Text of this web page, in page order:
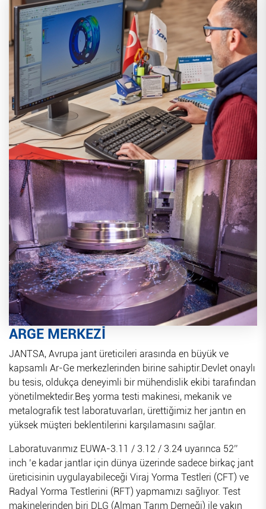
ARGE MERKEZİ
JANTSA, Avrupa jant üreticileri arasında en büyük ve
kapsamlı Ar-Ge merkezlerinden birine sahiptir.Devlet onaylı
bu tesis, oldukça deneyimli bir mühendislik ekibi tarafından
yönetilmektedir.Beş yorma testi makinesi, mekanik ve
metalografik test laboratuvarları, ürettiğimiz her jantın en
yüksek müşteri beklentilerini karşılamasını sağlar.
Laboratuvarımız EUWA-3.11 / 3.12 / 3.24 uyarınca 52’’
inch ’e kadar jantlar için dünya üzerinde sadece birkaç jant
üreticisinin uygulayabileceği Viraj Yorma Testleri (CFT) ve
Radyal Yorma Testlerini (RFT) yapmamızı sağlıyor. Test
makinelerinden biri DLG (Alman Tarım Derneği) ile yakın